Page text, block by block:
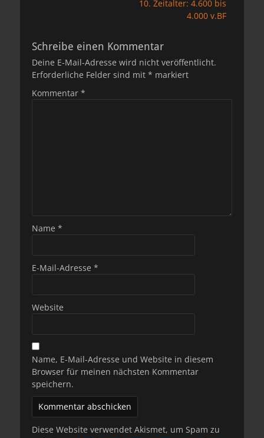
10. Zeitalter: 4.600 bis
4.000 v.BF
Schreibe einen Kommentar
Deine E-Mail-Adresse wird nicht veröffentlicht.
Erforderliche Felder sind mit * markiert
Kommentar *
Name *
E-Mail-Adresse *
Website
Name, E-Mail-Adresse und Website in diesem
Browser für meinen nächsten Kommentar
speichern.
Diese Website verwendet Akismet, um Spam zu